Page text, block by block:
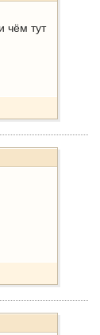
чём тут